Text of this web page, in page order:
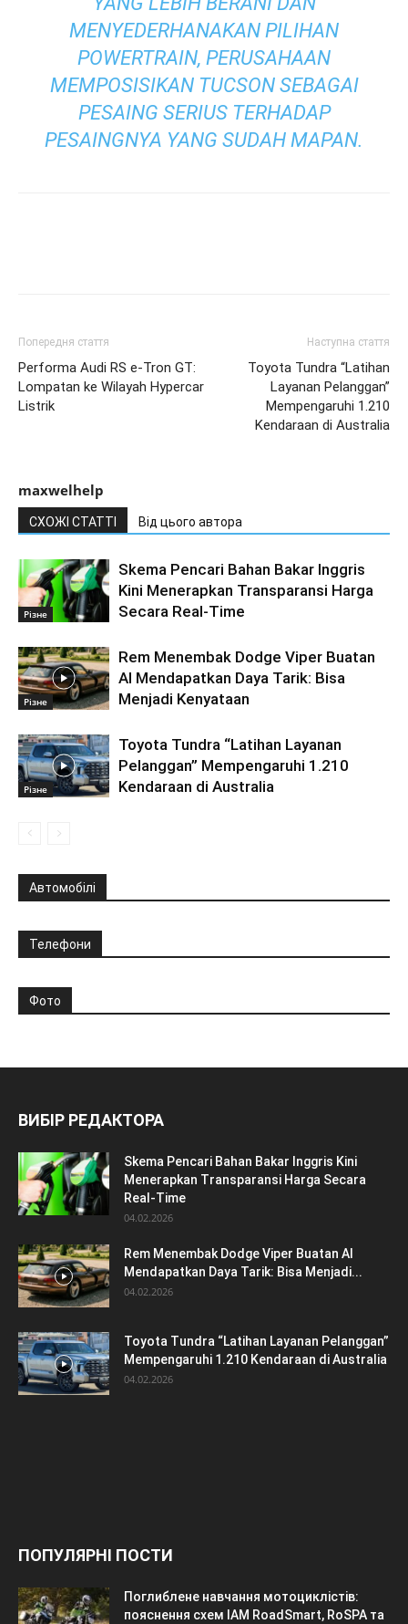
MENYEDERHANAKAN PILIHAN
POWERTRAIN, PERUSAHAAN
MEMPOSISIKAN TUCSON SEBAGAI
PESAING SERIUS TERHADAP
PESAINGNYA YANG SUDAH MAPAN.
Попередня стаття
Performa Audi RS e-Tron GT:
Lompatan ke Wilayah Hypercar
Listrik
Наступна стаття
Toyota Tundra “Latihan
Layanan Pelanggan”
Mempengaruhi 1.210
Kendaraan di Australia
maxwelhelp
СХОЖІ СТАТТІ Від цього автора
Різне
Skema Pencari Bahan Bakar Inggris
Kini Menerapkan Transparansi Harga
Secara Real-Time
Різне
Rem Menembak Dodge Viper Buatan
AI Mendapatkan Daya Tarik: Bisa
Menjadi Kenyataan
Різне
Toyota Tundra “Latihan Layanan
Pelanggan” Mempengaruhi 1.210
Kendaraan di Australia
Автомобілі
Телефони
Фото
ВИБІР РЕДАКТОРА
Skema Pencari Bahan Bakar Inggris Kini
Menerapkan Transparansi Harga Secara
Real-Time
04.02.2026
Rem Menembak Dodge Viper Buatan AI
Mendapatkan Daya Tarik: Bisa Menjadi...
04.02.2026
Toyota Tundra “Latihan Layanan Pelanggan”
Mempengaruhi 1.210 Kendaraan di Australia
04.02.2026
ПОПУЛЯРНІ ПОСТИ
Поглиблене навчання мотоциклістів:
пояснення схем IAM RoadSmart, RoSPA та